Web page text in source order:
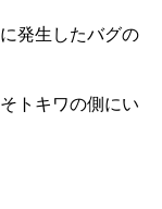
発生したバグの
トキワの側にい